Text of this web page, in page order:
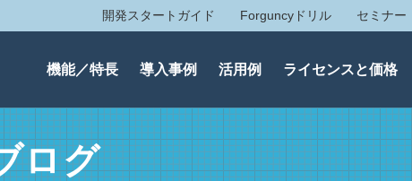
開発スタートガイド Forguncyドリル セミナー
機能／特長 導入事例 活用例 ライセンスと価格
ログ